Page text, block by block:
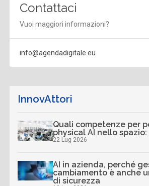
Contattaci
Vuoi maggiori informazioni?
info@agendadigitale.eu
InnovAttori
Quali competenze per
physical AI nello
22 Lug 2026
AI in azienda, perché
cambiamento è anche
di sicurezza